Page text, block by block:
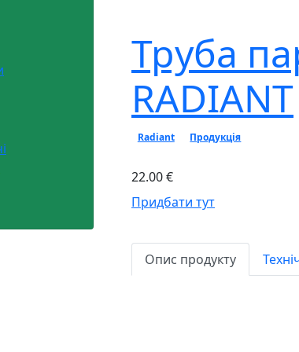
Труба
RADIANT
Radiant Продукція
22.00 €
Придбати тут
Опис продукту